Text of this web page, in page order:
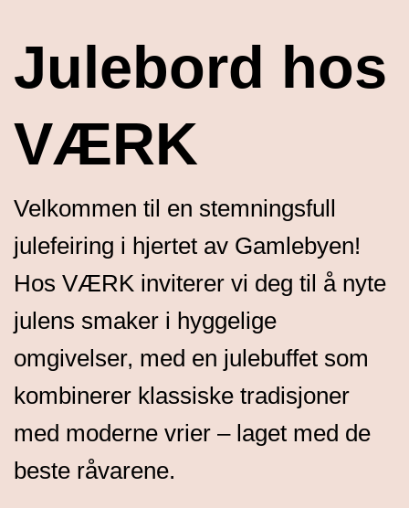
Julebord hos
VÆRK
Velkommen til en stemningsfull
julefeiring i hjertet av Gamlebyen!
Hos VÆRK inviterer vi deg til å nyte
julens smaker i hyggelige
omgivelser, med en julebuffet som
kombinerer klassiske tradisjoner
med moderne vrier – laget med de
beste råvarene.